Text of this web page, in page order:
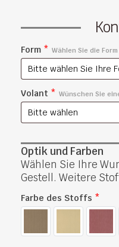
Form* Wählen Sie die
Volant * Wünschen Sie
Optik und Farben
Wählen Sie Ihre
Gestell. Weitere
Farbe des Stoffs *